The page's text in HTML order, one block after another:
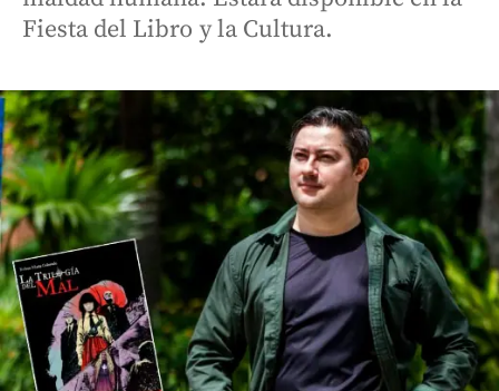
Fiesta del Libro y la Cultura.